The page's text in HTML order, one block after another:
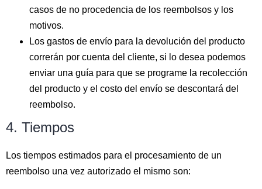
casos de no procedencia de los reembolsos y los
motivos.
Los gastos de envío para la devolución del producto
correrán por cuenta del cliente, si lo desea podemos
enviar una guía para que se programe la recolección
del producto y el costo del envío se descontará del
reembolso.
4. Tiempos
Los tiempos estimados para el procesamiento de un
reembolso una vez autorizado el mismo son: